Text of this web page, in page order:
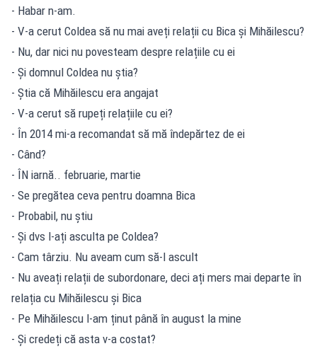
- Habar n-am.
- V-a cerut Coldea să nu mai aveți relații cu Bica și Mihăilescu?
- Nu, dar nici nu povesteam despre relațiile cu ei
- Și domnul Coldea nu știa?
- Știa că Mihăilescu era angajat
- V-a cerut să rupeți relațiile cu ei?
- În 2014 mi-a recomandat să mă îndepărtez de ei
- Când?
- ÎN iarnă.. februarie, martie
- Se pregătea ceva pentru doamna Bica
- Probabil, nu știu
- Și dvs l-ați asculta pe Coldea?
- Cam târziu. Nu aveam cum să-l ascult
- Nu aveați relații de subordonare, deci ați mers mai departe în
relația cu Mihăilescu și Bica
- Pe Mihăilescu l-am ținut până în august la mine
- Și credeți că asta v-a costat?